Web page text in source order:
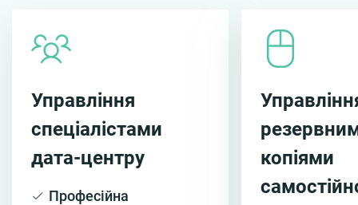
Управління
спеціалістами
дата-центру
Професійна
копіями